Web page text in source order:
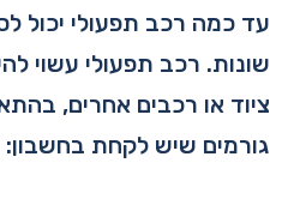
עד כמה רכב תפעולי יכול
שונות. רכב תפעולי עשוי
ציוד או רכבים אחרים,
גורמים שיש לקחת בחשבון: